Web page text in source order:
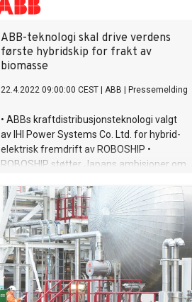
ABB-teknologi skal drive verdens
første hybridskip for frakt av
biomasse
22.4.2022 09:00:00 CEST ABB Pressemelding
• ABBs kraftdistribusjonsteknologi valgt
av IHI Power Systems Co. Ltd. for hybrid-
elektrisk fremdrift av ROBOSHIP •
ROBOSHIP støtter Japans ambisjoner om
initiert av det japanske shippingkonsortiet
e5 Lab Inc. • ABBs kompakte likestrøms
kraftdistribusjonsløsning gir mulighet for
flere energikilder, forbedrer effektiviteten
og sikrer skipet for fremtidig, utslippsfri
drift